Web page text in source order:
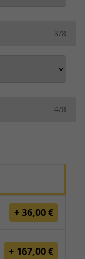
3/8
4/8
+ 36,00 €
+ 167,00 €